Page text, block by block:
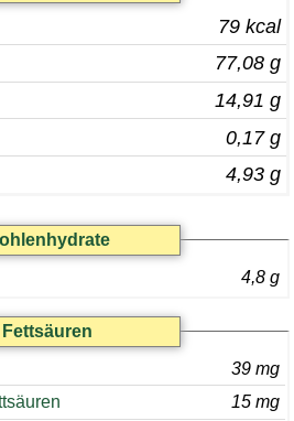
79 kcal
77,08 g
14,91 g
0,17 g
4,93 g
4,8 g
Fettsäuren
39 mg
15 mg